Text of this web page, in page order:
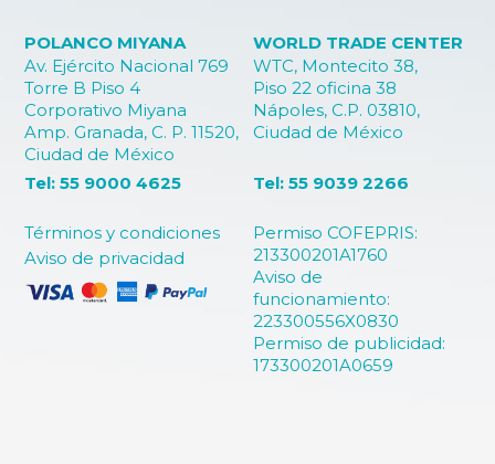
POLANCO MIYANA
Av. Ejército Nacional 769
Torre B Piso 4
Corporativo Miyana
Amp. Granada, C. P. 11520,
Ciudad de México
WORLD TRADE CENTER
WTC, Montecito 38,
Piso 22 oficina 38
Nápoles, C.P. 03810,
Ciudad de México
Términos y condiciones
Aviso de privacidad
Permiso COFEPRIS:
213300201A1760
Aviso de
funcionamiento:
223300556X0830
Permiso de publicidad:
173300201A0659
Tel: 55 9000 4625 Tel: 55 9039 2266